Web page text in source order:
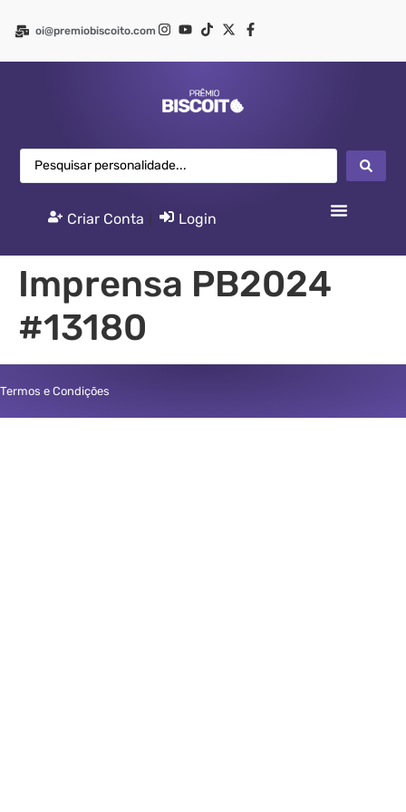
oi@premiobiscoito.com
Criar Conta Login
Imprensa PB2024
#13180
Termos e Condições